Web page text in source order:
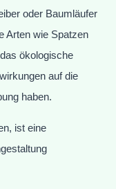
oder Baumläufer
Arten wie Spatzen
ökologische
auf die
haben.
ist eine